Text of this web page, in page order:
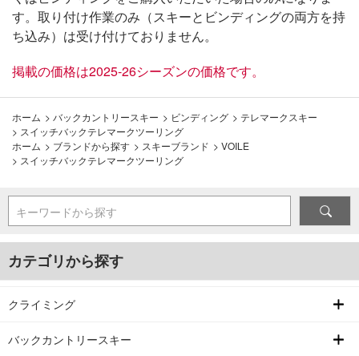
す。取り付け作業のみ（スキーとビンディングの両方を持
ち込み）は受け付けておりません。
掲載の価格は2025-26シーズンの価格です。
ホーム > バックカントリースキー > ビンディング > テレマークスキー
> スイッチバックテレマークツーリング
ホーム > ブランドから探す > スキーブランド > VOILE
> スイッチバックテレマークツーリング
キーワードから探す
カテゴリから探す
クライミング
バックカントリースキー